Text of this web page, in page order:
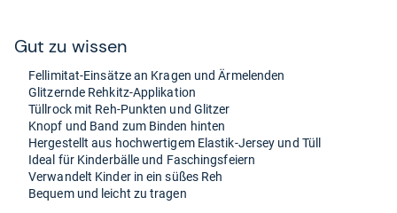
Gut zu wis­sen
Fel­li­mi­tat-​Ein­sätze an Kra­gen und Ärme­len­den
Glit­zernde Reh­kitz-​Appli­ka­tion
Tüll­rock mit Reh-​Punk­ten und Glit­zer
Knopf und Band zum Bin­den hin­ten
Her­ge­stellt aus hoch­wer­ti­gem Elas­tik-​Jer­sey und Tüll
Ideal für Kin­der­bälle und Faschings­fei­ern
Ver­wan­delt Kin­der in ein süßes Reh
Bequem und leicht zu tra­gen